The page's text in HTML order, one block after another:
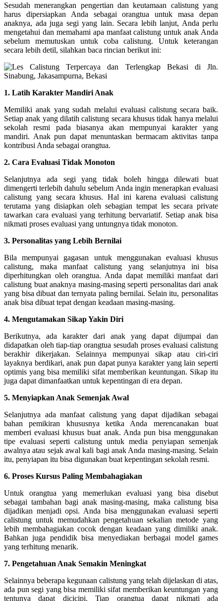
Sesudah menerangkan pengertian dan keutamaan calistung yang
harus dipersiapkan Anda sebagai orangtua untuk masa depan
anaknya, ada juga segi yang lain. Secara lebih lanjut, Anda perlu
mengetahui dan memahami apa manfaat calistung untuk anak Anda
sebelum memutuskan untuk coba calistung. Untuk keterangan
secara lebih detil, silahkan baca rincian berikut ini:
1. Latih Karakter Mandiri Anak
Memiliki anak yang sudah melalui evaluasi calistung secara baik.
Setiap anak yang dilatih calistung secara khusus tidak hanya melalui
sekolah resmi pada biasanya akan mempunyai karakter yang
mandiri. Anak pun dapat menuntaskan bermacam aktivitas tanpa
kontribusi Anda sebagai orangtua.
2. Cara Evaluasi Tidak Monoton
Selanjutnya ada segi yang tidak boleh hingga dilewati buat
dimengerti terlebih dahulu sebelum Anda ingin menerapkan evaluasi
calistung yang secara khusus. Hal ini karena evaluasi calistung
terutama yang disiapkan oleh sebagian tempat les secara private
tawarkan cara evaluasi yang terhitung bervariatif. Setiap anak bisa
nikmati proses evaluasi yang untungnya tidak monoton.
3. Personalitas yang Lebih Bernilai
Bila mempunyai gagasan untuk menggunakan evaluasi khusus
calistung, maka manfaat calistung yang selanjutnya ini bisa
diperhitungkan oleh orangtua. Anda dapat memiliki manfaat dari
calistung buat anaknya masing-masing seperti personalitas dari anak
yang bisa dibuat dan ternyata paling bernilai. Selain itu, personalitas
anak bisa dibuat tepat dengan keadaan masing-masing.
4. Mengutamakan Sikap Yakin Diri
Berikutnya, ada karakter dari anak yang dapat dijumpai dan
didapatkan oleh tiap-tiap orangtua sesudah proses evaluasi calistung
berakhir dikerjakan. Selainnya mempunyai sikap atau ciri-ciri
layaknya berdikari, anak pun dapat punya karakter yang lain seperti
optimis yang bisa memiliki sifat memberikan keuntungan. Sikap itu
juga dapat dimanfaatkan untuk kepentingan di era depan.
5. Menyiapkan Anak Semenjak Awal
Selanjutnya ada manfaat calistung yang dapat dijadikan sebagai
bahan pemikiran khususnya ketika Anda merencanakan buat
memberi evaluasi khusus buat anak. Anda pun bisa menggunakan
tipe evaluasi seperti calistung untuk media penyiapan semenjak
awalnya atau sejak awal kali bagi anak Anda masing-masing. Selain
itu, penyiapan itu bisa digunakan buat kepentingan sekolah resmi.
6. Proses Kursus Paling Membahagiakan
Untuk orangtua yang memerlukan evaluasi yang bisa disebut
sebagai tambahan bagi anak masing-masing, maka calistung bisa
dijadikan menjadi opsi. Anda bisa menggunakan evaluasi seperti
calistung untuk memudahkan pengetahuan sekalian metode yang
lebih membahagiakan cocok dengan keadaan yang dimiliki anak.
Bahkan juga pendidik bisa menyediakan berbagai model games
yang terhitung menarik.
7. Pengetahuan Anak Semakin Meningkat
Selainnya beberapa kegunaan calistung yang telah dijelaskan di atas,
ada pun segi yang bisa memiliki sifat memberikan keuntungan yang
tentunya dapat dicicipi. Tiap orangtua dapat nikmati ada